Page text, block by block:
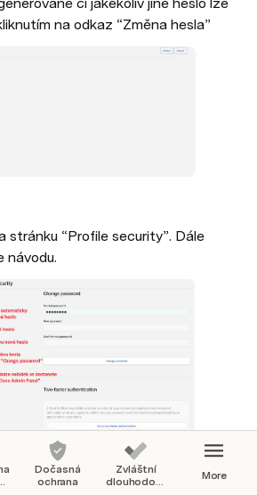
na odkaz “Změna hesla”
stránku “Profile security”. Dále
návodu.
Dočasná
ochrana
Zvláštní
dlouhodobý
More